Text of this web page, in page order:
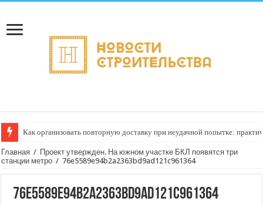
Как организовать повторную доставку при неудачной попытке:
Главная / Проект утвержден. На южном участке БКЛ появятся три
станции метро / 76e5589e94b2a2363bd9ad121c961364
76e5589e94b2a2363bd9ad121c961364